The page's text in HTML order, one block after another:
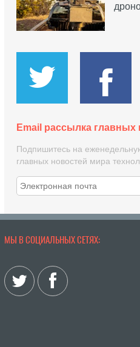
Email рассылка главных
Подпишитесь на
главных новостей мира
МЫ В СОЦИАЛЬНЫХ СЕТЯХ: